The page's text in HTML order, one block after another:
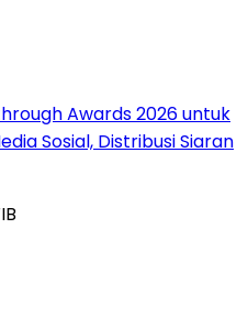
Awards 2026 untuk
Sosial, Distribusi Siaran